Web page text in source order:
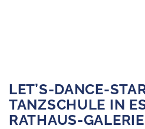
LET’S-DANCE-
TANZSCHULE IN
RATHAUS-GALERIE